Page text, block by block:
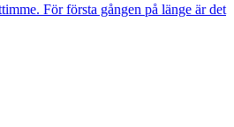
För första gången på länge är det